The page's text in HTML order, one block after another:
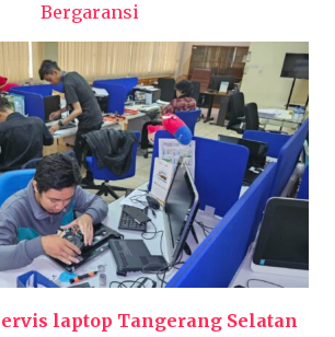
Bergaransi
laptop Tangerang Selatan